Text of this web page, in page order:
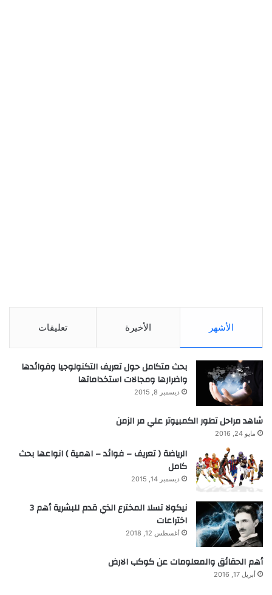
الأشهر الأخيرة تعليقات
بحث متكامل حول تعريف التكنولوجيا وفوائدها
واضرارها ومجالات استخداماتها
ديسمبر 8, 2015
شاهد مراحل تطور الكمبيوتر علي مر الزمن
مايو 24, 2016
الرياضة ( تعريف – فوائد – اهمية ) انواعها بحث
كامل
ديسمبر 14, 2015
نيكولا تسلا المخترع الذي قدم للبشرية أهم 3
اختراعات
أغسطس 12, 2018
أهم الحقائق والمعلومات عن كوكب الارض
أبريل 17, 2016